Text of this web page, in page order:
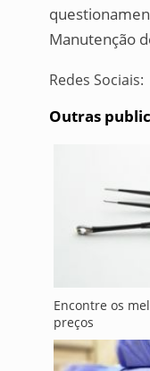
Manutenção
Redes Sociais:
Outras
Encontre os
preços